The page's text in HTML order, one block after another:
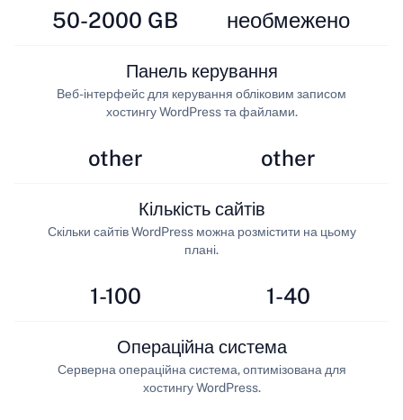
50-2000 GB необмежено
other
Панель керування
Веб-інтерфейс для керування обліковим записом
хостингу WordPress та файлами.
other
1-100
Кількість сайтів
Скільки сайтів WordPress можна розмістити на цьому
плані.
1-40
Операційна система
Серверна операційна система, оптимізована для
хостингу WordPress.